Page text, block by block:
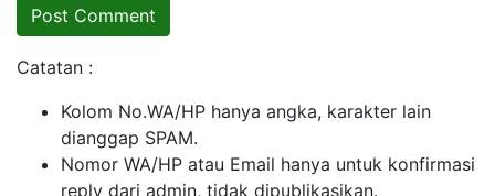
Catatan :
Kolom No.WA/HP hanya angka, karakter lain
dianggap SPAM.
Nomor WA/HP atau Email hanya untuk konfirmasi
reply dari admin, tidak dipublikasikan.